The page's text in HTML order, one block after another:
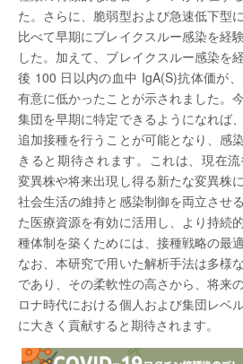
た。さらに、脆弱型および急速低下型
比べて早期にブレイクスルー感染を経
した。加えて、ブレイクスルー感染を
後 100 日以内の血中 IgA(S)抗体価が
有意に低かったことが示されました。
集団を早期に特定できるようになれば
追加接種を行うことが可能となり、感
きると期待されます。これは、現在
変異株や将来出現し得る新たな変異株
社会生活の維持と感染制御を両立させ
た医療資源を有効に活用し、より持続
種体制を築くためには、接種戦略の最
なお、本研究で用いた解析手法は多様
であり、その柔軟性の高さから、将来
ロナ時代における個人および集団レベ
に大きく貢献すると期待されます。